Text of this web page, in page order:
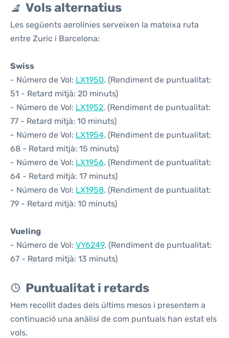
Vols alternatius
Les següents aerolínies serveixen la mateixa ruta
entre Zuric i Barcelona:
Swiss
- Número de Vol: LX1950. (Rendiment de puntualitat:
51 - Retard mitjà: 20 minuts)
- Número de Vol: LX1952. (Rendiment de puntualitat:
77 - Retard mitjà: 10 minuts)
- Número de Vol: LX1954. (Rendiment de puntualitat:
68 - Retard mitjà: 15 minuts)
- Número de Vol: LX1956. (Rendiment de puntualitat:
64 - Retard mitjà: 17 minuts)
- Número de Vol: LX1958. (Rendiment de puntualitat:
79 - Retard mitjà: 10 minuts)
Vueling
- Número de Vol: VY6249. (Rendiment de puntualitat:
67 - Retard mitjà: 13 minuts)
Puntualitat i retards
Hem recollit dades dels últims mesos i presentem a
continuació una anàlisi de com puntuals han estat els
vols.